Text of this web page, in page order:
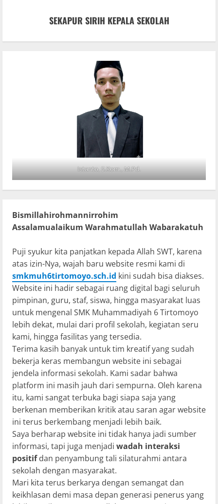
dan
Bazar
SEKAPUR SIRIH KEPALA SEKOLAH
Istanto, S.Kom., M.Pd.
Bismillahirohmannirrohim
Assalamualaikum Warahmatullah Wabarakatuh
Puji syukur kita panjatkan kepada Allah SWT, karena
atas izin-Nya, wajah baru website resmi kami di
smkmuh6tirtomoyo.sch.id kini sudah bisa diakses.
Website ini hadir sebagai ruang digital bagi seluruh
pimpinan, guru, staf, siswa, hingga masyarakat luas
untuk mengenal SMK Muhammadiyah 6 Tirtomoyo
lebih dekat, mulai dari profil sekolah, kegiatan seru
kami, hingga fasilitas yang tersedia.
Terima kasih banyak untuk tim kreatif yang sudah
bekerja keras membangun website ini sebagai
jendela informasi sekolah. Kami sadar bahwa
platform ini masih jauh dari sempurna. Oleh karena
itu, kami sangat terbuka bagi siapa saja yang
berkenan memberikan kritik atau saran agar website
ini terus berkembang menjadi lebih baik.
Saya berharap website ini tidak hanya jadi sumber
informasi, tapi juga menjadi wadah interaksi
positifdan penyambung tali silaturahmi antara
sekolah dengan masyarakat.
Mari kita terus berkarya dengan semangat dan
keikhlasan demi masa depan generasi penerus yang